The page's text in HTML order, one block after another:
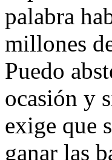
palabra
millones
Puedo
ocasión y
exige que
ganar las